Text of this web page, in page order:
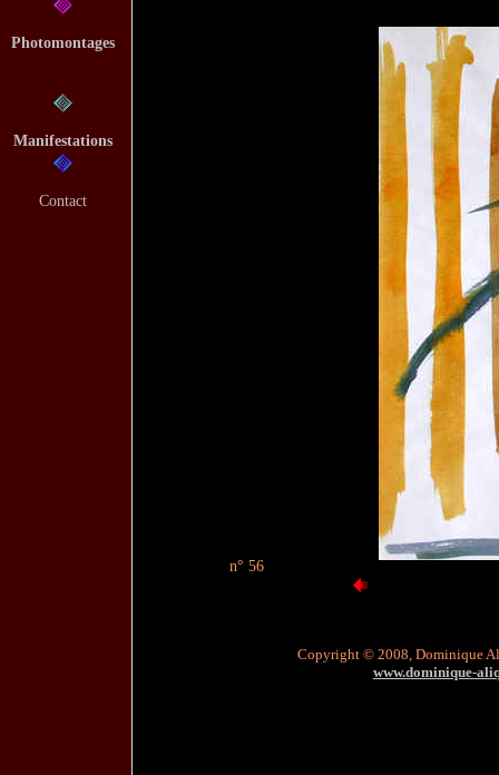
n° 56
Copyright © 2008, Dominique
www.dominique-
Photomontages
Manifestations
Contact